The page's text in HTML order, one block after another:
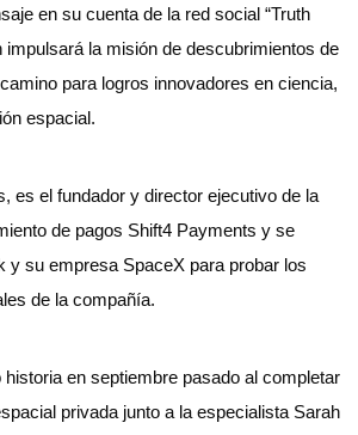
en su cuenta de la red social “Truth
impulsará la misión de descubrimientos de
para logros innovadores en ciencia,
espacial.
es el fundador y director ejecutivo de la
de pagos Shift4 Payments y se
y su empresa SpaceX para probar los
de la compañía.
historia en septiembre pasado al completar
privada junto a la especialista Sarah